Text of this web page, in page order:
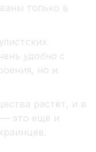
только в
удобно с
но и
растёт, и в
— это ещё и